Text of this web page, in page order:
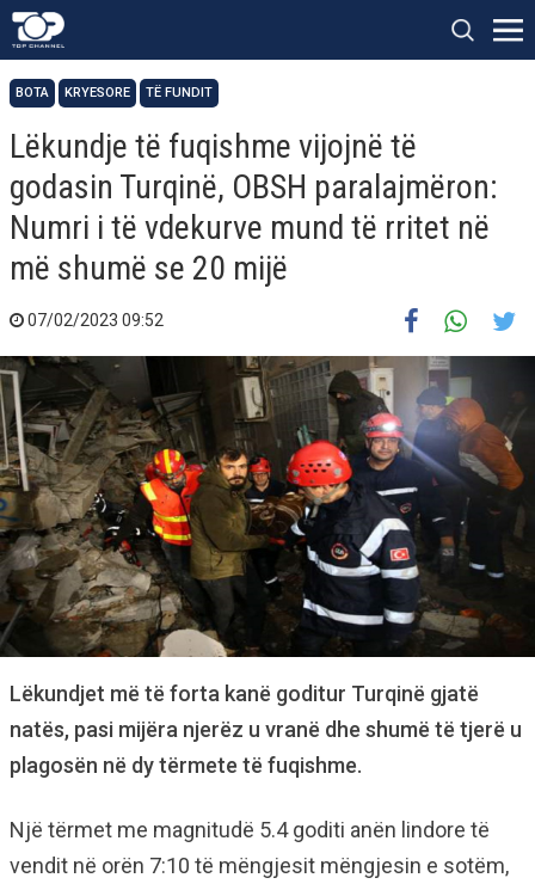
BOTA KRYESORE TË FUNDIT
Lëkundje të fuqishme vijojnë të
godasin Turqinë, OBSH paralajmëron:
Numri i të vdekurve mund të rritet në
më shumë se 20 mijë
07/02/2023 09:52
Lëkundjet më të forta kanë goditur Turqinë gjatë
natës, pasi mijëra njerëz u vranë dhe shumë të tjerë u
plagosën në dy tërmete të fuqishme.
Një tërmet me magnitudë 5.4 goditi anën lindore të
vendit në orën 7:10 të mëngjesit mëngjesin e sotëm,